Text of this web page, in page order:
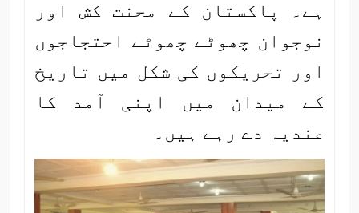
ہے۔ پاکستان کے محنت کش اور
نوجوان چھوٹے چھوٹے احتجاجوں
اور تحریکوں کی شکل میں تاریخ
کے میدان میں اپنی آمد کا
عندیہ دے رہے ہیں۔